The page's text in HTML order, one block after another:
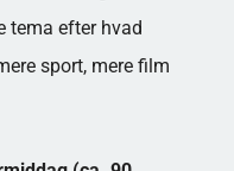
tema efter hvad
sport, mere film